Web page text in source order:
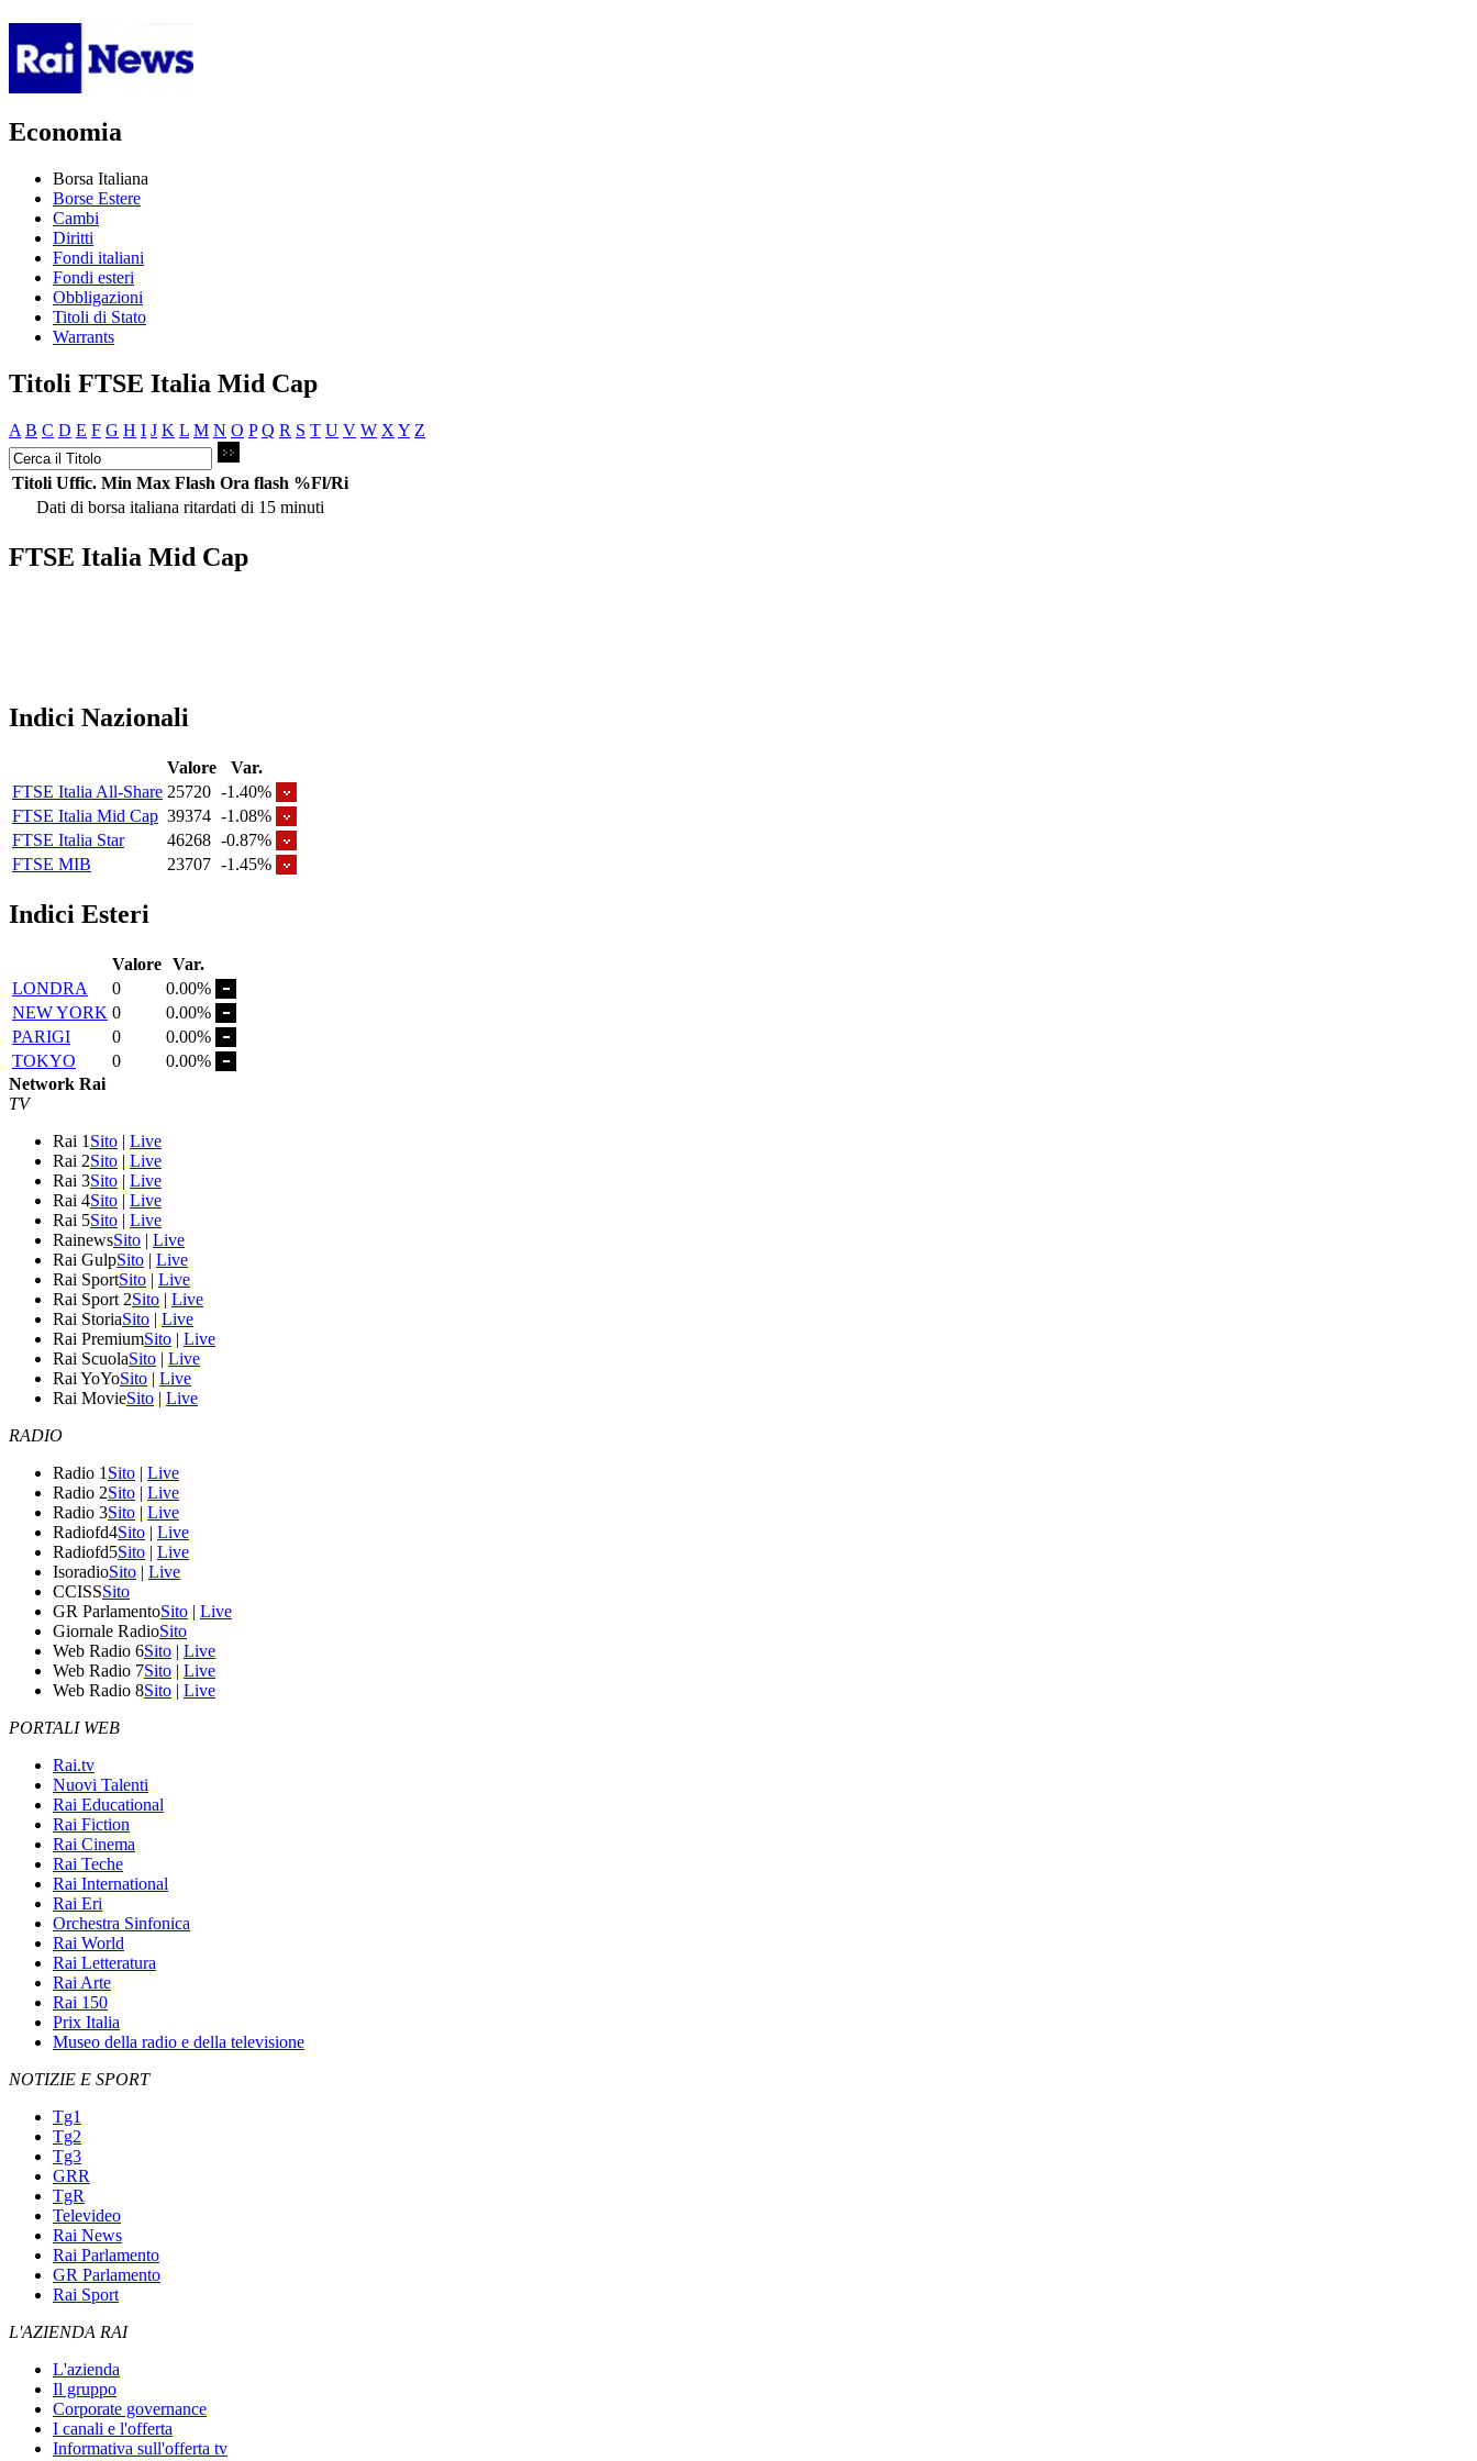
Economia
Borsa Italiana
Borse Estere
Cambi
Diritti
Fondi italiani
Fondi esteri
Obbligazioni
Titoli di Stato
Warrants
Titoli FTSE Italia Mid Cap
A B C D E F G H I J K L M N O P Q R S T U V W X Y Z
Titoli Uffic. Min Max Flash Ora flash %Fl/Ri
Dati di borsa italiana ritardati di 15 minuti
FTSE Italia Mid Cap
Indici Nazionali
Valore
Var.
FTSE Italia All-Share 25720 -1.40%
FTSE Italia Mid Cap 39374 -1.08%
FTSE Italia Star
46268 -0.87%
FTSE MIB
23707 -1.45%
Indici Esteri
Valore Var.
LONDRA
0
0.00%
NEW YORK 0
0.00%
PARIGI
0
0.00%
TOKYO
0
0.00%
Network Rai
TV
Rai 1 Sito | Live
Rai 2Sito | Live
Rai 3Sito | Live
Rai 4Sito | Live
Rai 5Sito | Live
RainewsSito | Live
Rai GulpSito | Live
Rai SportSito | Live
Rai Sport 2Sito | Live
Rai StoriaSito | Live
Rai PremiumSito | Live
Rai ScuolaSito | Live
Rai YoYoSito | Live
Rai MovieSito | Live
RADIO
Radio 1 Sito | Live
Radio 2Sito | Live
Radio 3Sito | Live
Radiofd4Sito | Live
Radiofd5Sito | Live
IsoradioSito | Live
CCISSSito
GR ParlamentoSito | Live
Giornale RadioSito
Web Radio 6Sito | Live
Web Radio 7Sito | Live
Web Radio 8Sito | Live
PORTALI WEB
Rai.tv
Nuovi Talenti
Rai Educational
Rai Fiction
Rai Cinema
Rai Teche
Rai International
Rai Eri
Orchestra Sinfonica
Rai World
Rai Letteratura
Rai Arte
Rai 150
Prix Italia
Museo della radio e della televisione
NOTIZIE E SPORT
Tg1
Tg2
Tg3
GRR
TgR
Televideo
Rai News
Rai Parlamento
GR Parlamento
Rai Sport
L'AZIENDA RAI
L'azienda
Il gruppo
Corporate governance
I canali e l'offerta
Informativa sull'offerta tv